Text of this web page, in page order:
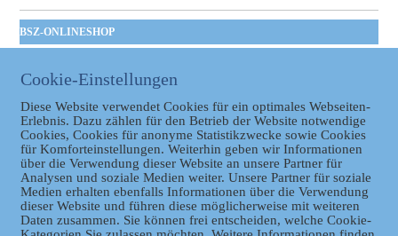
BSZ-ONLINESHOP
Taschenbuch
GVBl | Einbanddecke
Datenschutz
Cookie-Einstellungen
Diese Website verwendet Cookies für ein optimales Webseiten-
Erlebnis. Dazu zählen für den Betrieb der Website notwendige
Cookies, Cookies für anonyme Statistikzwecke sowie Cookies
für Komforteinstellungen. Weiterhin geben wir Informationen
über die Verwendung dieser Website an unsere Partner für
Analysen und soziale Medien weiter. Unsere Partner für soziale
Medien erhalten ebenfalls Informationen über die Verwendung
dieser Website und führen diese möglicherweise mit weiteren
Daten zusammen. Sie können frei entscheiden, welche Cookie-